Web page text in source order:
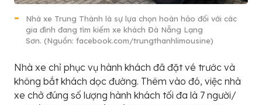
Nhà xe Trung Thành là sự lựa chọn hoàn hảo đối với các
gia đình đang tìm kiếm xe khách Đà Nẵng Lạng
Sơn. (Nguồn: facebook.com/trungthanhlimousine)
Nhà xe chỉ phục vụ hành khách đã đặt vé trước và
không bắt khách dọc đường. Thêm vào đó, việc nhà
xe chở đúng số lượng hành khách tối đa là 7 người/